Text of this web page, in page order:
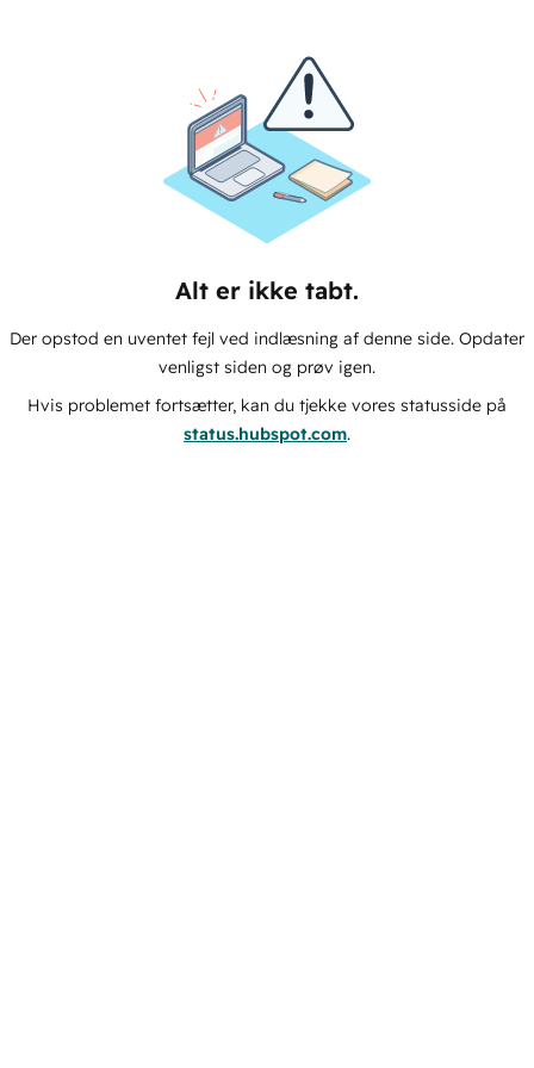
Alt er ikke tabt.
Der opstod en uventet fejl ved indlæsning af denne side. Opdater
venligst siden og prøv igen.
Hvis problemet fortsætter, kan du tjekke vores statusside på
status.hubspot.com.